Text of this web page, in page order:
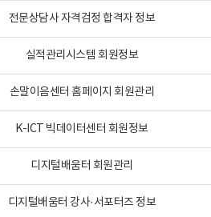
전문상담사 자격검정 합격자 정보
실적관리시스템 회원정보
손말이음센터 홈페이지 회원관리
K-ICT 빅데이터센터 회원정보
디지털배움터 회원관리
디지털배움터 강사·서포터즈 정보